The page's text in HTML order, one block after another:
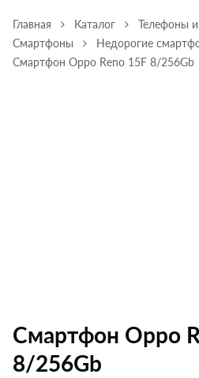
Главная Каталог
Телефоны
Смартфоны
Недорогие
Смартфон Oppo Reno 15F 8/256Gb
Смартфон Oppo
8/256Gb